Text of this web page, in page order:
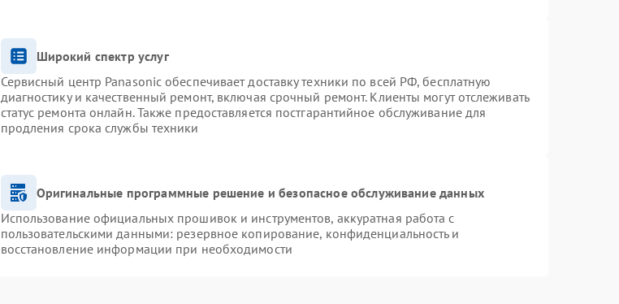
Широкий спектр услуг
Сервисный центр Panasonic обеспечивает доставку техники по всей РФ, бесплатную
диагностику и качественный ремонт, включая срочный ремонт. Клиенты могут отслеживать
статус ремонта онлайн. Также предоставляется постгарантийное обслуживание для
продления срока службы техники
Оригинальные программные решение и безопасное обслуживание данных
Использование официальных прошивок и инструментов, аккуратная работа с
пользовательскими данными: резервное копирование, конфиденциальность и
восстановление информации при необходимости